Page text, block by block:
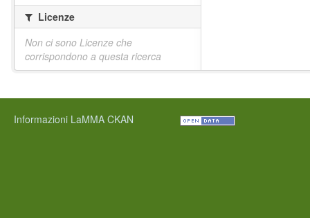
Licenze
Non ci sono Licenze che
corrispondono a questa ricerca
Informazioni LaMMA CKAN